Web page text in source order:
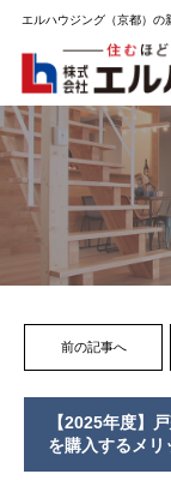
エルハウジング（京都）の
前の記事へ
【2025年度】
を購入するメリ